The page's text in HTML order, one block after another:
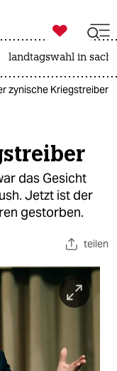

taz zahl ich
landtagswahl in
zynische Kriegstreiber
das Gesicht
Jetzt ist der
gestorben.
teilen